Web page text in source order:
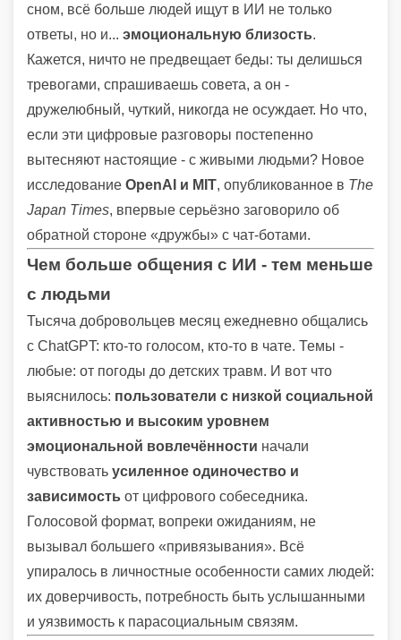
сном, всё больше людей ищут в ИИ не только
ответы, но и... эмоциональную близость.
Кажется, ничто не предвещает беды: ты делишься
тревогами, спрашиваешь совета, а он -
дружелюбный, чуткий, никогда не осуждает. Но что,
если эти цифровые разговоры постепенно
вытесняют настоящие - с живыми людьми? Новое
исследование OpenAI и MIT, опубликованное в The
Japan Times, впервые серьёзно заговорило об
обратной стороне «дружбы» с чат-ботами.
Чем больше общения с ИИ - тем меньше
с людьми
Тысяча добровольцев месяц ежедневно общались
с ChatGPT: кто-то голосом, кто-то в чате. Темы -
любые: от погоды до детских травм. И вот что
выяснилось: пользователи с низкой социальной
активностью и высоким уровнем
эмоциональной вовлечённости начали
чувствовать усиленное одиночество и
зависимость от цифрового собеседника.
Голосовой формат, вопреки ожиданиям, не
вызывал большего «привязывания». Всё
упиралось в личностные особенности самих людей:
их доверчивость, потребность быть услышанными
и уязвимость к парасоциальным связям.